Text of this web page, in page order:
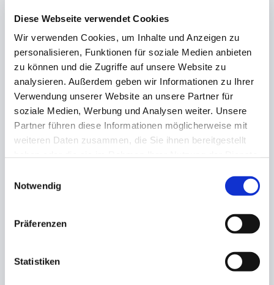
Diese Webseite verwendet Cookies
Wir verwenden Cookies, um Inhalte und Anzeigen zu
personalisieren, Funktionen für soziale Medien anbieten
zu können und die Zugriffe auf unsere Website zu
analysieren. Außerdem geben wir Informationen zu Ihrer
Verwendung unserer Website an unsere Partner für
soziale Medien, Werbung und Analysen weiter. Unsere
Partner führen diese Informationen möglicherweise mit
weiteren Daten zusammen, die Sie ihnen bereitgestellt
Notwendig
Präferenzen
Statistiken
Piloten, die den Weg nach Coburg auf sich
genommen und die Veranstaltung durch ihre aktive
Teilnahme bereichert haben. Ihr Engagement trägt
maßgeblich dazu bei, die Flugsicherheit weiter zu
stärken. Unser Dank gilt auch den Vorständen des
Aero Club Coburg, Michael EschenbacherundBjörn
Gerken, für ihre aktive Unterstützung im Rahmen der
Vorbereitungen.
Der Verkehrslandeplartz Coburg freut sich über die
gelungene Veranstaltung und den gemeinsamen